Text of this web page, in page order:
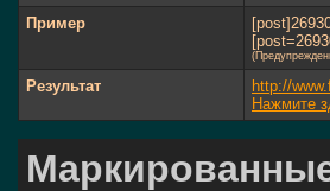
Пример
Результат
http://
Нажмите